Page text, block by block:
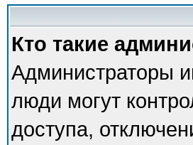
Кто такие
Администраторы
люди могут
доступа,